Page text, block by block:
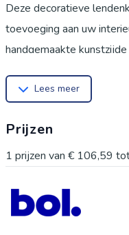
Deze decoratieve
toevoeging aan uw
handgemaakte
kantoor of bed.
verwisselen is. Deze
toe en is ideaal voor elke
Lees meer
Prijzen
1 prijzen van € 106,59